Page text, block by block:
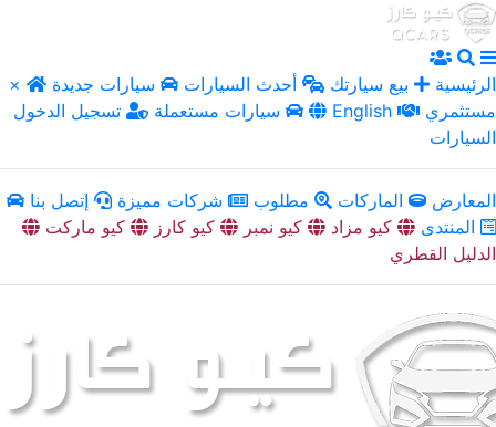
× الرئيسية بيع سيارتك أحدث السيارات
سيارات جديدة
سيارات مستعملة
تسجيل الدخول English
السيارات
المعارض الماركات مطلوب شركات مميزة
إتصل بنا
المنتدى
كيو مزاد كيو نمبر كيو كارز
كيو ماركت
الدليل القطري